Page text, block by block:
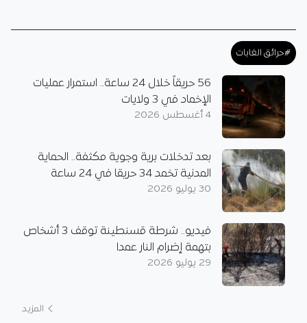
#حرائق الغابات
56 حريقاً خلال 24 ساعة.. استمرار عمليات
الإخماد في 3 ولايات
4 أغسطس 2026
بعد تدخلات برية وجوية مكثفة.. الحماية
المدنية تخمد 34 حريقا في 24 ساعة
30 يوليو 2026
فيديو.. شرطة قسنطينة توقف 3 أشخاص
بتهمة إضرام النار عمدا
29 يوليو 2026
المزيد